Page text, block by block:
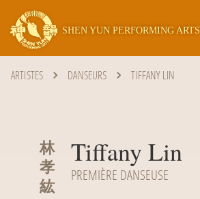
SHEN YUN PERFORMING ARTS
ARTISTES DANSEURS TIFFANY LIN
林
孝
紘
Tiffany Lin
PREMIÈRE DANSEUSE